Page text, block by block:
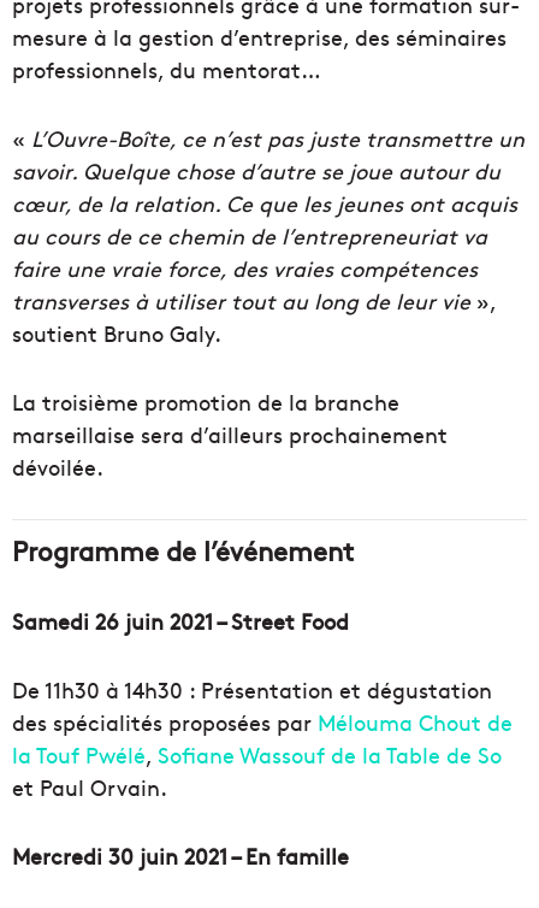
mesure à la gestion d’entreprise, des séminaires
professionnels, du mentorat…
« L’Ouvre-Boîte, ce n’est pas juste transmettre un
savoir. Quelque chose d’autre se joue autour du
cœur, de la relation. Ce que les jeunes ont acquis
au cours de ce chemin de l’entrepreneuriat va
faire une vraie force, des vraies compétences
transverses à utiliser tout au long de leur vie»,
soutient Bruno Galy.
La troisième promotion de la branche
marseillaise sera d’ailleurs prochainement
dévoilée.
Programme de l’événement
Samedi 26 juin 2021 – Street Food
De 11h30 à 14h30 : Présentation et dégustation
des spécialités proposées par Mélouma Chout de
la Touf Pwélé, Sofiane Wassouf de la Table de So
et Paul Orvain.
Mercredi 30 juin 2021 – En famille